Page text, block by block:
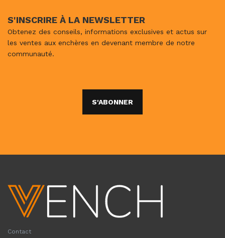
S'INSCRIRE À LA NEWSLETTER
Obtenez des conseils, informations exclusives et actus sur
les ventes aux enchères en devenant membre de notre
communauté.
S'ABONNER
Contact